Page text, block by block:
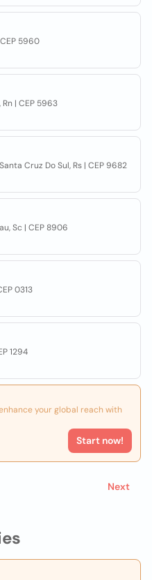
CEP 5960
Rn | CEP 5963
Cruz Do Sul, Rs | CEP 9682
Sc | CEP 8906
0313
1294
your global reach with
Start now!
Next